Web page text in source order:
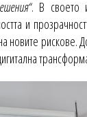
. В своето
и
новите рискове.